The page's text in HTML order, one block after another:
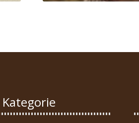
Kategorie